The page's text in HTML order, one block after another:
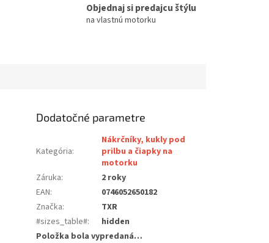
Objednaj si predajcu štýlu
na vlastnú motorku
Dodatočné parametre
Kategória:
Nákrčníky, kukly pod
prilbu a čiapky na
motorku
Záruka:
2 roky
EAN:
0746052650182
Značka:
TXR
#sizes_table#:
hidden
Položka bola vypredaná…